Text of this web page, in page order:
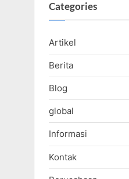
Categories
Artikel
Berita
Blog
global
Informasi
Kontak